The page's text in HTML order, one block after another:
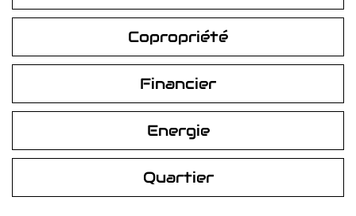
Copropriété
Financier
Energie
Quartier